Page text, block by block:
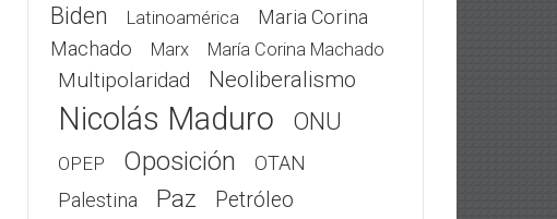
Biden
Latinoamérica
Maria Corina
Machado
Marx María Corina Machado
Multipolaridad Neoliberalismo
Nicolás Maduro ONU
OPEP Oposición
OTAN
Palestina
Paz Petróleo